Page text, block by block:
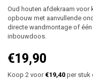
Oud houten afdekraam voor
opbouw met aanvullende
directe wandmontage of
inbouwdoos.
€19,90
Koop 2 voor €19,40 per stuk